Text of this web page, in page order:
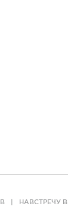
НАВСТРЕЧУ